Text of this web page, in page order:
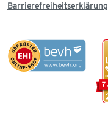
Barrierefreiheitserklärung